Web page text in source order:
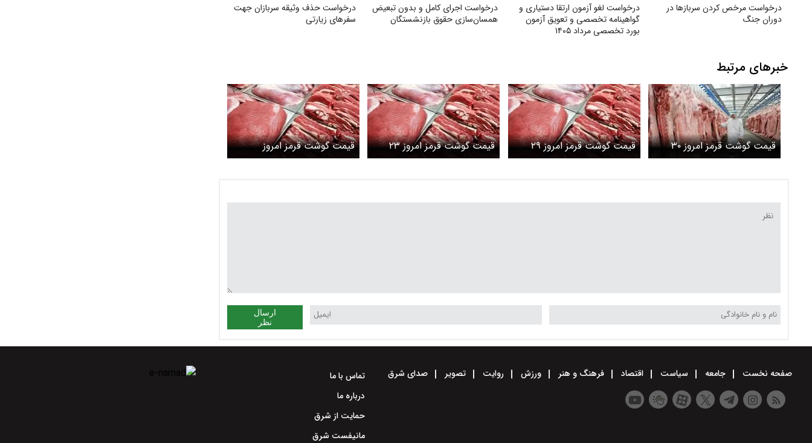
درخواست مرخص کردن سربازها در
دوران جنگ
درخواست لغو آزمون ارتقا دستیاری و
گواهینامه تخصصی و تعویق آزمون
بورد تخصصی مرداد ۱۴۰۵
درخواست اجرای کامل و بدون تبعیض
همسان‌سازی حقوق بازنشستگان
درخواست حذف وثیقه سربازان جهت
سفرهای زیارتی
خبرهای مرتبط
قیمت گوشت قرمز امروز ۳۰
اردیبهشت ۱۴۰۵ / گوشت
قیمت گوشت قرمز امروز ۲۹
اردیبهشت ۱۴۰۵/ گوشت گوساله
قیمت گوشت قرمز امروز ۲۳
اردیبهشت ۱۴۰۵ / گوشت
قیمت گوشت قرمز امروز
یکشنبه ۲۰ اردیبهشت ۱۴۰۵/
ارسال
نظر
صفحه نخست جامعه سیاست اقتصاد فرهنگ و هنر ورزش روایت تصویر صدای شرق
تماس با ما
درباره ما
حمایت از شرق
مانیفست شرق